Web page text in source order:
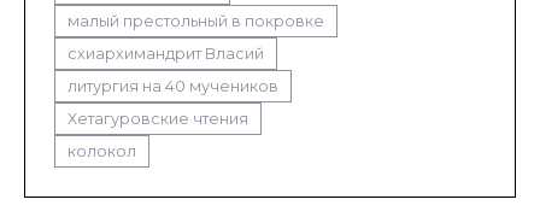
малый престольный в покровке
схиархимандрит Власий
литургия на 40 мучеников
Хетагуровские чтения
колокол